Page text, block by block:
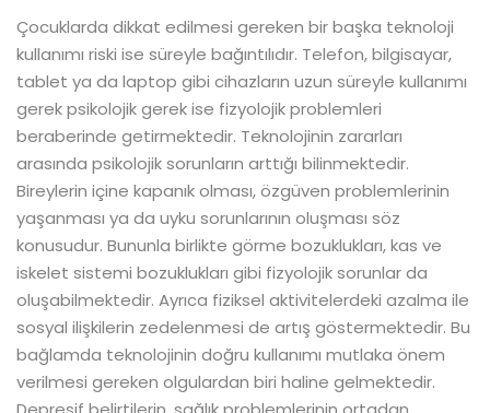
Çocuklarda dikkat edilmesi gereken bir başka teknoloji
kullanımı riski ise süreyle bağıntılıdır. Telefon, bilgisayar,
tablet ya da laptop gibi cihazların uzun süreyle kullanımı
gerek psikolojik gerek ise fizyolojik problemleri
beraberinde getirmektedir. Teknolojinin zararları
arasında psikolojik sorunların arttığı bilinmektedir.
Bireylerin içine kapanık olması, özgüven problemlerinin
yaşanması ya da uyku sorunlarının oluşması söz
konusudur. Bununla birlikte görme bozuklukları, kas ve
iskelet sistemi bozuklukları gibi fizyolojik sorunlar da
oluşabilmektedir. Ayrıca fiziksel aktivitelerdeki azalma ile
sosyal ilişkilerin zedelenmesi de artış göstermektedir. Bu
bağlamda teknolojinin doğru kullanımı mutlaka önem
verilmesi gereken olgulardan biri haline gelmektedir.